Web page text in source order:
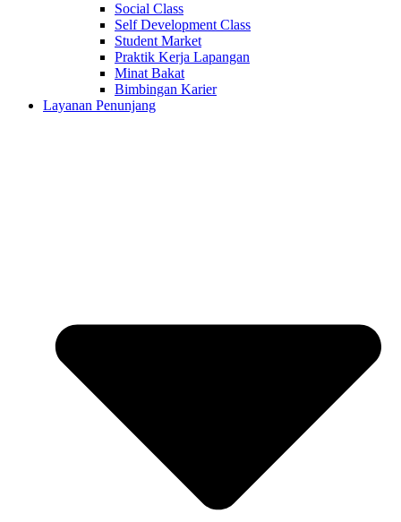
Social Class
Self Development Class
Student Market
Praktik Kerja Lapangan
Minat Bakat
Bimbingan Karier
Layanan Penunjang